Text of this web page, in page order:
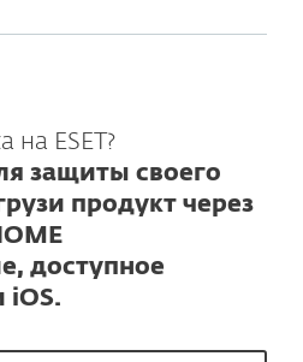
на ESET?
защиты своего
продукт через
доступное
iOS.